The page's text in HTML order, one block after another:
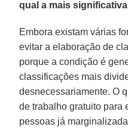
qual a mais
Embora existam várias
evitar a elaboração de
porque a condição é
classificações mais
desnecessariamente. O
de trabalho gratuito para
pessoas já